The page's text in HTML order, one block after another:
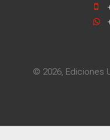
© 2026, Ediciones